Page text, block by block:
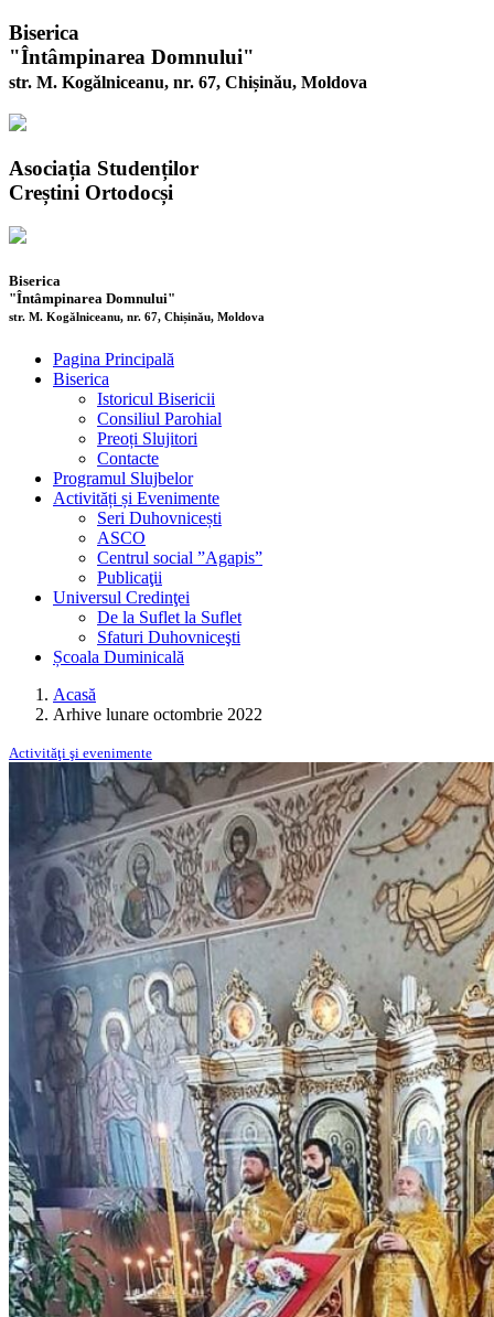
Biserica
"Întâmpinarea Domnului"
str. M. Kogălniceanu, nr. 67, Chișinău, Moldova
Asociația Studenților
Creștini Ortodocși
Biserica
"Întâmpinarea Domnului"
str. M. Kogălniceanu, nr. 67, Chișinău, Moldova
Pagina Principală
Biserica
Istoricul Bisericii
Consiliul Parohial
Preoți Slujitori
Contacte
Programul Slujbelor
Activități și Evenimente
Seri Duhovnicești
ASCO
Centrul social ”Agapis”
Publicaţii
Universul Credinţei
De la Suflet la Suflet
Sfaturi Duhovniceşti
Școala Duminicală
Acasă
Arhive lunare octombrie 2022
Activităţi şi evenimente